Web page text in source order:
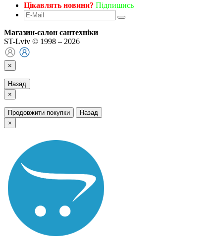
Цікавлять новини? Підпишись
Магазин-салон сантехніки
ST-Lviv © 1998 – 2026
×
Назад
×
Продовжити покупки
Назад
×